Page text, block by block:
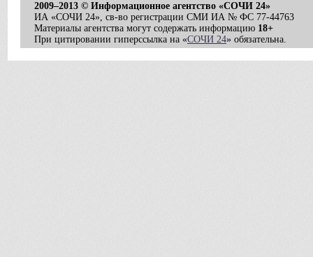
2009–2013 © Информационное агентство «СОЧИ 24»
ИА «СОЧИ 24», св-во регистрации СМИ ИА № ФС 77-44763
Материалы агентства могут содержать информацию 18+
При цитировании гиперссылка на «СОЧИ 24» обязательна.